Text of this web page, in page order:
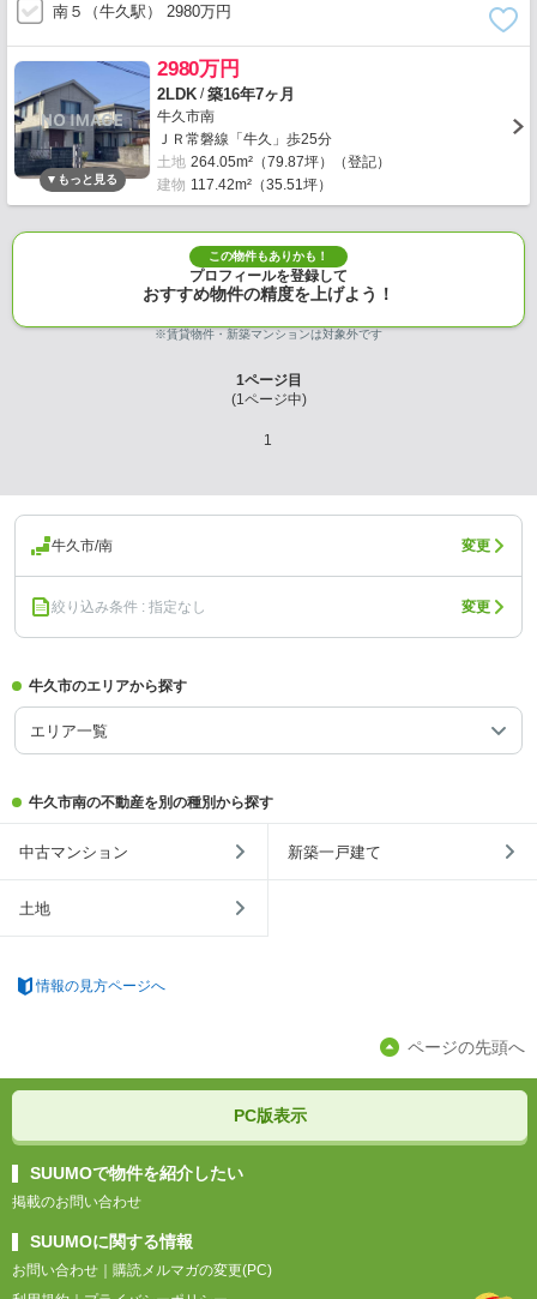
南５（牛久駅） 2980万円
2980万円
2LDK /築16年7ヶ月
牛久市南
ＪＲ常磐線「牛久」歩25分
土地 264.05m²（79.87坪）（登記）
建物 117.42m²（35.51坪）
この物件もありかも！
プロフィールを登録して
おすすめ物件の精度を上げよう！
※賃貸物件・新築マンションは対象外です
1ページ目
(1ページ中)
1
牛久市/南 変更
絞り込み条件 : 指定なし 変更
牛久市のエリアから探す
エリア一覧
牛久市南の不動産を別の種別から探す
中古マンション 新築一戸建て
土地
情報の見方ページへ
ページの先頭へ
PC版表示
SUUMOで物件を紹介したい
掲載のお問い合わせ
SUUMOに関する情報
お問い合わせ
購読メルマガの変更(PC)